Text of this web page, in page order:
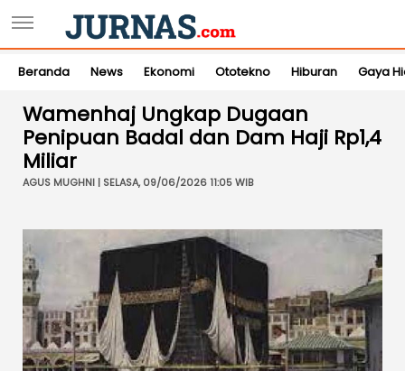
Beranda News Ekonomi Ototekno Hiburan Gaya
Wamenhaj Ungkap Dugaan
Penipuan Badal dan Dam Haji Rp1,4
Miliar
AGUS MUGHNI | SELASA, 09/06/2026 11:05 WIB